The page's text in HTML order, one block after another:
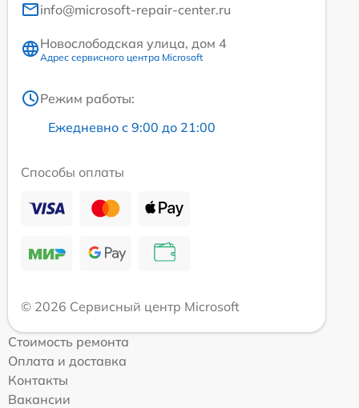
info@microsoft-repair-center.ru
Новослободская улица, дом 4
Адрес сервисного центра Microsoft
Режим работы:
Ежедневно с 9:00 до 21:00
Способы оплаты
© 2026 Сервисный центр Microsoft
Стоимость ремонта
Оплата и доставка
Контакты
Вакансии